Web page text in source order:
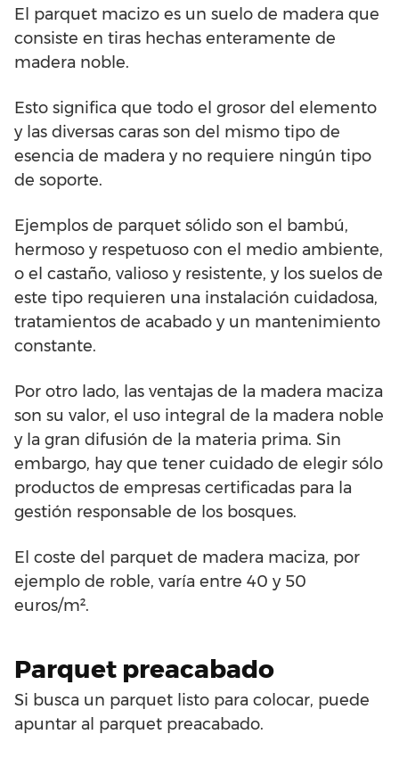
El parquet macizo es un suelo de madera que
consiste en tiras hechas enteramente de
madera noble.
Esto significa que todo el grosor del elemento
y las diversas caras son del mismo tipo de
esencia de madera y no requiere ningún tipo
de soporte.
Ejemplos de parquet sólido son el bambú,
hermoso y respetuoso con el medio ambiente,
o el castaño, valioso y resistente, y los suelos de
este tipo requieren una instalación cuidadosa,
tratamientos de acabado y un mantenimiento
constante.
Por otro lado, las ventajas de la madera maciza
son su valor, el uso integral de la madera noble
y la gran difusión de la materia prima. Sin
embargo, hay que tener cuidado de elegir sólo
productos de empresas certificadas para la
gestión responsable de los bosques.
El coste del parquet de madera maciza, por
ejemplo de roble, varía entre 40 y 50
euros/m².
Parquet preacabado
Si busca un parquet listo para colocar, puede
apuntar al parquet preacabado.